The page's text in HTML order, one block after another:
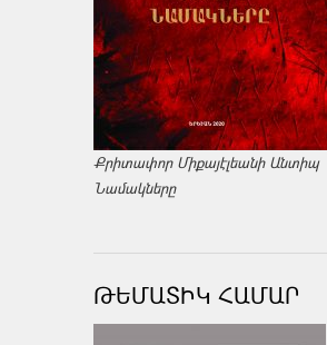
Քրիտափոր Միքայէլեանի Անտիպ
Նամակները
ԹԵՄԱՏԻԿ ՀԱՄԱՐ